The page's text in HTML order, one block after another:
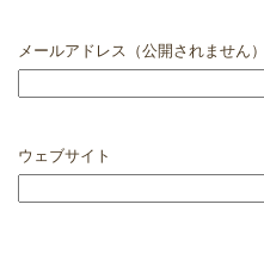
メールアドレス（公開されません）
ウェブサイト